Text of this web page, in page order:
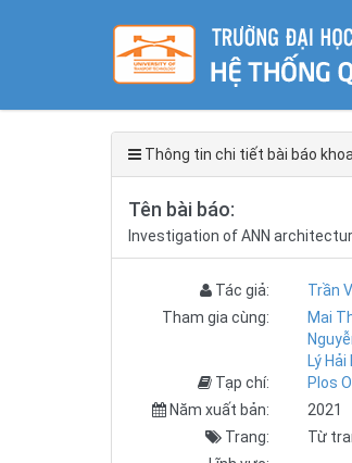
Thông tin chi tiết bài báo
Tên bài báo:
Investigation of ANN
Tác giả:
Trần
Tham gia cùng:
Mai
Lý Hải
Tạp chí:
Plos
Năm xuất bản:
2021
Trang:
Từ